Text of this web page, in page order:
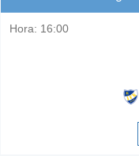
Hora: 16:00